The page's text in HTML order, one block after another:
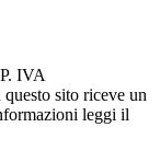
IVA
sito riceve un
leggi il